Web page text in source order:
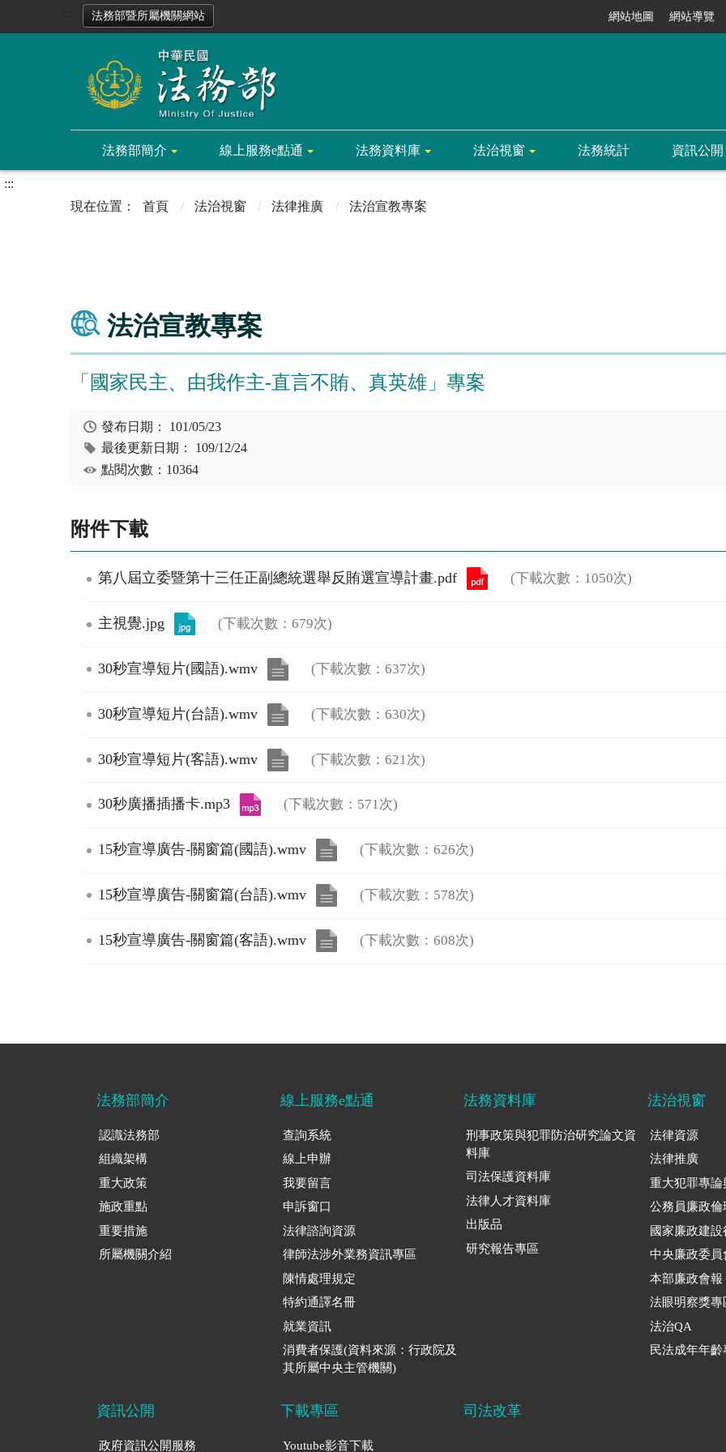
法務部暨所屬機關網站 網站地圖 網站導覽
法務部簡介 線上服務e點通 法務資料庫 法治視窗 法務統計 資訊公開
:::
首頁
法治視窗 法律推廣 法治宣教專案
法治宣教專案
「國家民主、由我作主-直言不賄、真英雄」專案
發布日期： 101/05/23
最後更新日期： 109/12/24
點閱次數：10364
附件下載
第八屆立委暨第十三任正副總統選舉反賄選宣導計畫.pdf (下載次數：1050次)
主視覺.jpg (下載次數：679次)
30秒宣導短片(國語).wmv (下載次數：637次)
30秒宣導短片(台語).wmv (下載次數：630次)
30秒宣導短片(客語).wmv (下載次數：621次)
30秒廣播插播卡.mp3 (下載次數：571次)
15秒宣導廣告-關窗篇(國語).wmv (下載次數：626次)
15秒宣導廣告-關窗篇(台語).wmv (下載次數：578次)
15秒宣導廣告-關窗篇(客語).wmv (下載次數：608次)
法務部簡介
認識法務部
組織架構
重大政策
施政重點
重要措施
所屬機關介紹
線上服務e點通
查詢系統
線上申辦
我要留言
申訴窗口
法律諮詢資源
律師法涉外業務資訊專區
陳情處理規定
特約通譯名冊
就業資訊
消費者保護(資料來源：行政院及
其所屬中央主管機關)
法務資料庫
刑事政策與犯罪防治研究論文資
料庫
司法保護資料庫
法律人才資料庫
出版品
研究報告專區
法治視窗
法律資源
法律推廣
重大犯罪專論
公務員廉政倫
國家廉政建
中央廉政委員
本部廉政會報
法眼明察獎專
法治QA
民法成年年齡
資訊公開
政府資訊公開服務
下載專區
Youtube影音下載
司法改革